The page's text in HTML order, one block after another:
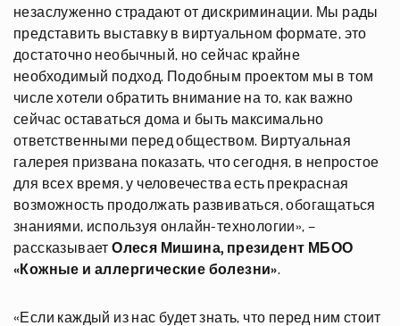
незаслуженно страдают от дискриминации. Мы рады
представить выставку в виртуальном формате, это
достаточно необычный, но сейчас крайне
необходимый подход. Подобным проектом мы в том
числе хотели обратить внимание на то, как важно
сейчас оставаться дома и быть максимально
ответственными перед обществом. Виртуальная
галерея призвана показать, что сегодня, в непростое
для всех время, у человечества есть прекрасная
возможность продолжать развиваться, обогащаться
знаниями, используя онлайн-технологии», –
рассказываетОлеся Мишина, президент МБОО
«Кожные и аллергические болезни».
«Если каждый из нас будет знать, что перед ним стоит